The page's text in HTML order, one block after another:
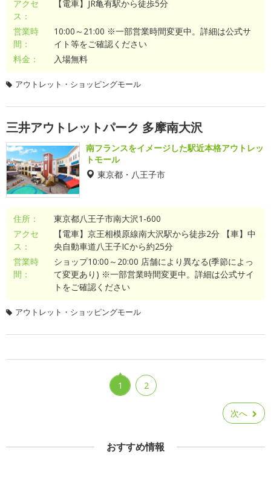
アクセ
ス：
【電車】JR亀有駅から徒歩5分
営業時
間：
10:00～21:00 ※一部営業時間変更中。詳細は公式サ
イト等をご確認ください
料金：
入場無料
アウトレット・ショッピングモール
三井アウトレットパーク 多摩南大沢
南フランスをイメージした駅近本格アウトレッ
トモール
東京都・八王子市
住所：
東京都八王子市南大沢1-600
アクセ
ス：
【電車】京王相模原線南大沢駅から徒歩2分 【車】中
央自動車道八王子ICから約25分
営業時
間：
ショップ10:00～20:00 店舗により異なる(季節によっ
て変更あり) ※一部営業時間変更中。詳細は公式サイ
トをご確認ください
アウトレット・ショッピングモール
1 2
次へ
おすすめ情報